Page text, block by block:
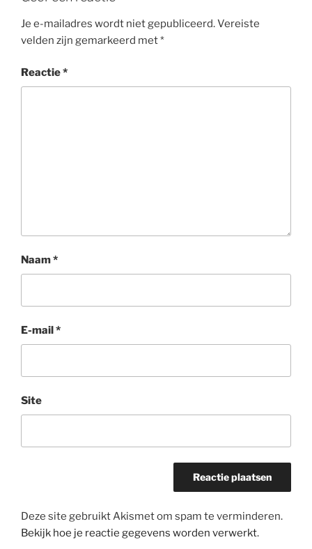
Je e-mailadres wordt niet gepubliceerd.Vereiste
velden zijn gemarkeerd met*
Reactie*
Naam*
E-mail *
Site
Deze site gebruikt Akismet om spam te verminderen.
Bekijk hoe je reactie gegevens worden verwerkt.